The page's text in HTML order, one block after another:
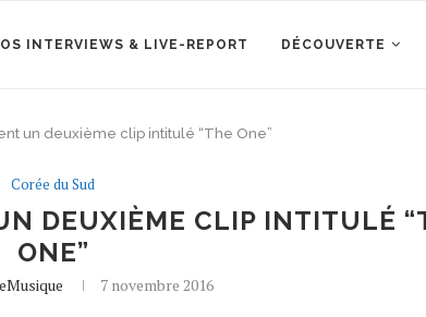
INTERVIEWS & LIVE-REPORT DÉCOUVERTE
un deuxième clip intitulé “The One”
Corée du Sud
DEUXIÈME CLIP INTITULÉ
ONE”
7 novembre 2016